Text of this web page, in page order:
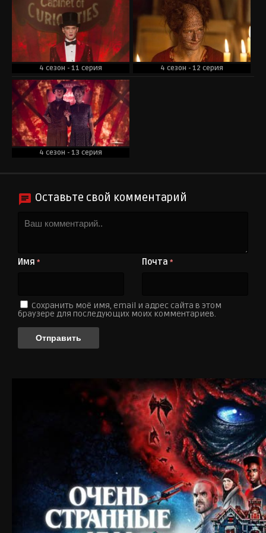
4 сезон - 11 серия 4 сезон - 12 серия
4 сезон - 13 серия
Оставьте свой комментарий
Имя * Почта *
Сохранить моё имя, email и адрес сайта в этом
браузере для последующих моих комментариев.